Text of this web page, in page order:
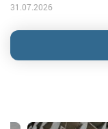
31.07.2026